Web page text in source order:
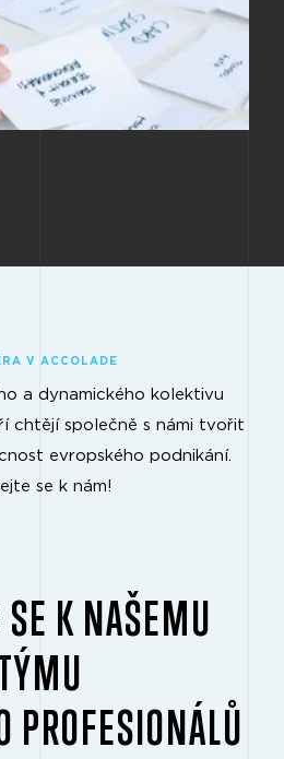
zaměřené na IT, nové stavební
business etiketu a další
nabízíme plně hrazené
V ACCOLADE
a dynamického kolektivu
chtějí společně s námi tvořit
evropského podnikání.
se k nám!
SE K NAŠEMU
PROFESIONÁLŮ